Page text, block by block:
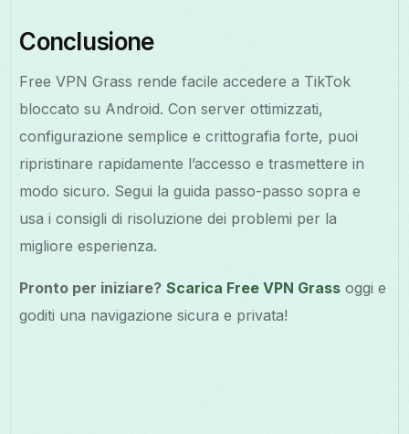
Conclusione
Free VPN Grass rende facile accedere a TikTok
bloccato su Android. Con server ottimizzati,
configurazione semplice e crittografia forte, puoi
ripristinare rapidamente l’accesso e trasmettere in
modo sicuro. Segui la guida passo-passo sopra e
usa i consigli di risoluzione dei problemi per la
migliore esperienza.
Pronto per iniziare? Scarica Free VPN Grass oggi e
goditi una navigazione sicura e privata!